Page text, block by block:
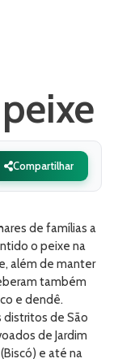
Compartilhar
de famílias a
o peixe na
além de manter
também
e dendê.
distritos de São
de Jardim
e até na